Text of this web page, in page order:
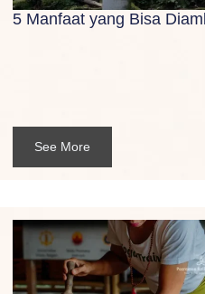
5 Manfaat yang Bisa
See More